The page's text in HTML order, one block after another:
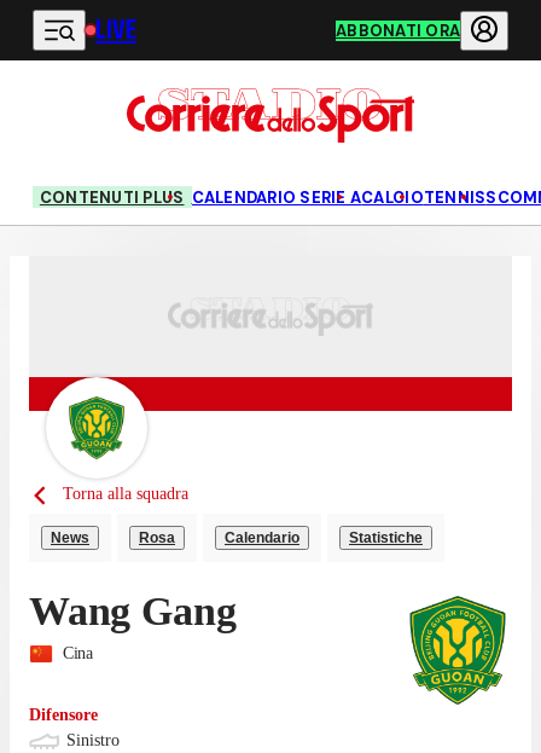
Vai al contenuto principale
LIVE ABBONATI ORA
CONTENUTI PLUS CALENDARIO SERIE ACALCIOTENNIS
Torna alla squadra
News Rosa Calendario Statistiche
Wang Gang
Cina
Difensore
Sinistro